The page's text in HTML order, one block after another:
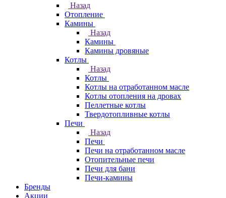
Назад
Отопление
Камины
Назад
Камины
Камины дровяные
Котлы
Назад
Котлы
Котлы на отработанном масле
Котлы отопления на дровах
Пеллетные котлы
Твердотопливные котлы
Печи
Назад
Печи
Печи на отработанном масле
Отопительные печи
Печи для бани
Печи-камины
Бренды
Акции